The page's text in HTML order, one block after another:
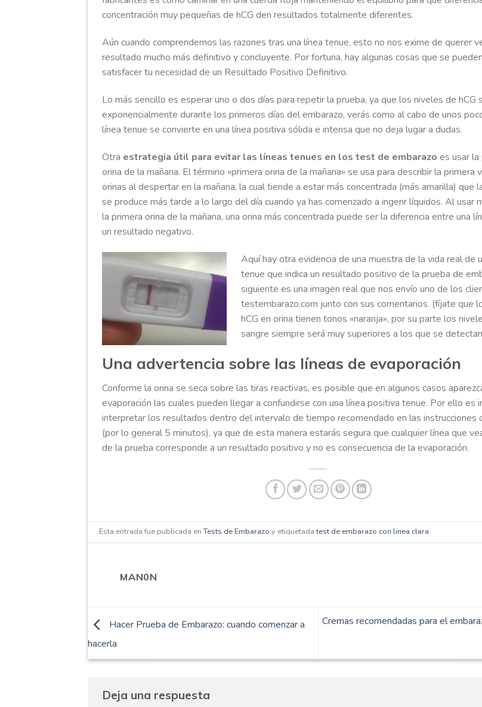
concentración muy pequeñas de hCG den resultados totalmente diferentes.
Aún cuando comprendemos las razones tras una línea tenue, esto no nos exime de querer
resultado mucho más definitivo y concluyente. Por fortuna, hay algunas cosas que se
satisfacer tu necesidad de un Resultado Positivo Definitivo.
Lo más sencillo es esperar uno o dos días para repetir la prueba, ya que los niveles de hCG
exponencialmente durante los primeros días del embarazo, verás como al cabo de unos
línea tenue se convierte en una línea positiva sólida e intensa que no deja lugar a dudas.
Otra estrategia útil para evitar las líneas tenues en los test de embarazo es usar la
orina de la mañana. El término «primera orina de la mañana» se usa para describir la primera
orinas al despertar en la mañana, la cual tiende a estar más concentrada (más amarilla) que
se produce más tarde a lo largo del día cuando ya has comenzado a ingerir líquidos. Al usar
la primera orina de la mañana, una orina más concentrada puede ser la diferencia entre una
un resultado negativo.
Aquí hay otra evidencia de una muestra de la vida real de
tenue que indica un resultado positivo de la prueba de
siguiente es una imagen real que nos envío uno de los
testembarazo.com junto con sus comentarios. (fíjate que
hCG en orina tienen tonos «naranja», por su parte los
sangre siempre será muy superiores a los que se
Una advertencia sobre las líneas de evaporación
Conforme la orina se seca sobre las tiras reactivas, es posible que en algunos casos
evaporación las cuales pueden llegar a confundirse con una línea positiva tenue. Por ello es
interpretar los resultados dentro del intervalo de tiempo recomendado en las instrucciones
(por lo general 5 minutos), ya que de esta manera estarás segura que cualquier línea que
de la prueba corresponde a un resultado positivo y no es consecuencia de la evaporación.
Esta entrada fue publicada enTests de Embarazo y etiquetadatest de embarazo con linea clara.
MAN0N
Hacer Prueba de Embarazo: cuando comenzar a
hacerla
Cremas recomendadas para el
Deja una respuesta